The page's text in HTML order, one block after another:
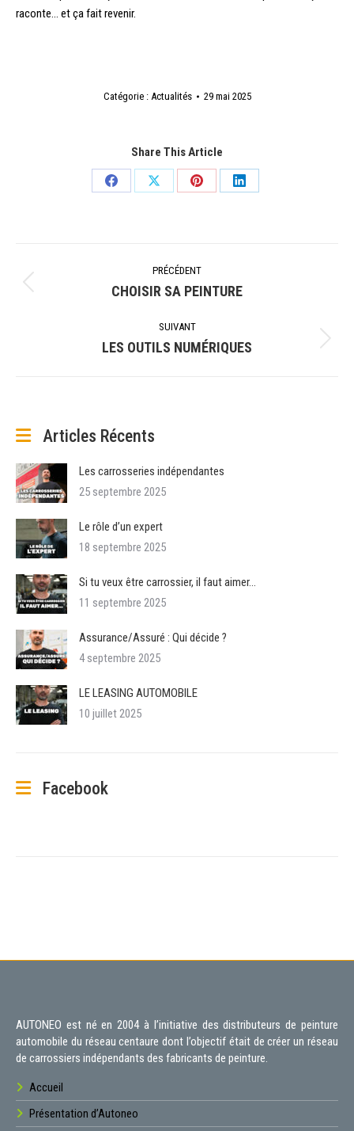
raconte… et ça fait revenir.
Catégorie : Actualités 29 mai 2025
Share This Article
PartagerPartagerPartagerPartager
article
PRÉCÉDENT
Article
:
CHOISIR SA PEINTURE
SUIVANT
Article
LES OUTILS NUMÉRIQUES
Articles Récents
Les carrosseries indépendantes
25 septembre 2025
Le rôle d’un expert
18 septembre 2025
Si tu veux être carrossier, il faut aimer…
11 septembre 2025
Assurance/Assuré : Qui décide ?
4 septembre 2025
LE LEASING AUTOMOBILE
10 juillet 2025
Facebook
AUTONEO est né en 2004 à l’initiative des distributeurs de peinture
automobile du réseau centaure dont l’objectif était de créer un réseau
de carrossiers indépendants des fabricants de peinture.
Accueil
Présentation d’Autoneo